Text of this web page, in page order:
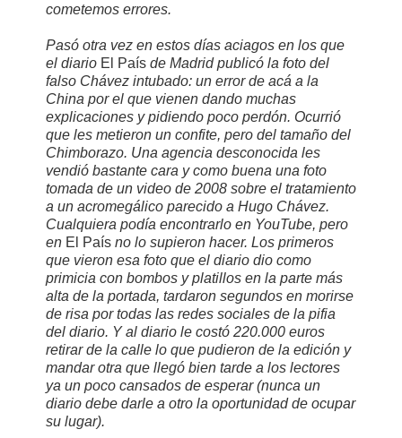
cometemos errores.
Pasó otra vez en estos días aciagos en los que
el diario El País de Madrid publicó la foto del
falso Chávez intubado: un error de acá a la
China por el que vienen dando muchas
explicaciones y pidiendo poco perdón. Ocurrió
que les metieron un confite, pero del tamaño del
Chimborazo. Una agencia desconocida les
vendió bastante cara y como buena una foto
tomada de un video de 2008 sobre el tratamiento
a un acromegálico parecido a Hugo Chávez.
Cualquiera podía encontrarlo en YouTube, pero
en El País no lo supieron hacer. Los primeros
que vieron esa foto que el diario dio como
primicia con bombos y platillos en la parte más
alta de la portada, tardaron segundos en morirse
de risa por todas las redes sociales de la pifia
del diario. Y al diario le costó 220.000 euros
retirar de la calle lo que pudieron de la edición y
mandar otra que llegó bien tarde a los lectores
ya un poco cansados de esperar (nunca un
diario debe darle a otro la oportunidad de ocupar
su lugar).